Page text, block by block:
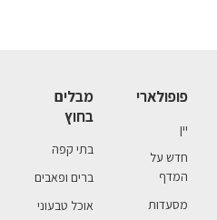
פופולארי
יין
חדש על
המדף
מסעדות
מבלים
בחוץ
בתי קפה
ברים ופאבים
אוכל טבעוני